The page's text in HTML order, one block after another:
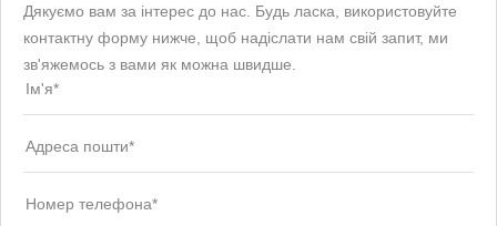
Дякуємо вам за інтерес до нас. Будь ласка, використовуйте
контактну форму нижче, щоб надіслати нам свій запит, ми
зв'яжемось з вами як можна швидше.